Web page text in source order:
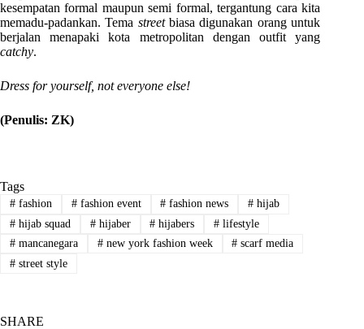
kesempatan formal maupun semi formal, tergantung cara kita
memadu-padankan. Tema streetbiasa digunakan orang untuk
berjalan menapaki kota metropolitan dengan outfit yang
catchy.
Dress for yourself, not everyone else!
(Penulis: ZK)
Tags
#fashion #fashion event # fashion news # hijab
#hijab squad #hijaber # hijabers # lifestyle
#mancanegara #new york fashion week # scarf media
#street style
SHARE